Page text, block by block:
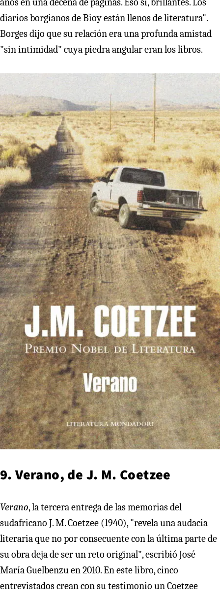
diarios borgianos de Bioy están llenos de literatura".
Borges dijo que su relación era una profunda amistad
"sin intimidad" cuya piedra angular eran los libros.
9. Verano, de J. M. Coetzee
Verano, la tercera entrega de las memorias del
sudafricano J. M. Coetzee (1940), "revela una audacia
literaria que no por consecuente con la última parte de
su obra deja de ser un reto original", escribió José
María Guelbenzu en 2010. En este libro, cinco
entrevistados crean con su testimonio un Coetzee